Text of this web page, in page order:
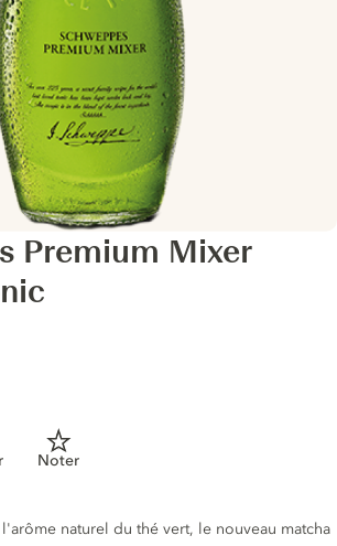
Premium Mixer
Noter
naturel du thé vert, le nouveau matcha